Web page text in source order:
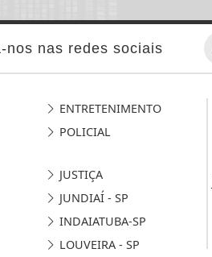
nos nas redes sociais
ENTRETENIMENTO
POLICIAL
JUSTIÇA
JUNDIAÍ - SP
INDAIATUBA-SP
LOUVEIRA - SP